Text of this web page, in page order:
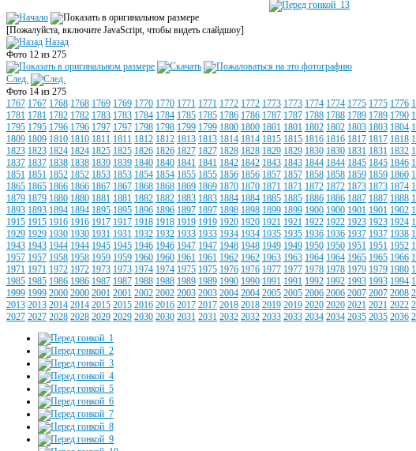
[Пожалуйста, включите JavaScript, чтобы видеть слайдшоу]
Назад
Фото 12 из 275
След.
Фото 14 из 275
1767 1767 1768 1768 1769 1769 1770 1770 1771 1771 1772 1772 1773 1773 1774 1774 1775 1775 1776
1781 1781 1782 1782 1783 1783 1784 1784 1785 1785 1786 1786 1787 1787 1788 1788 1789 1789 1790
1795 1795 1796 1796 1797 1797 1798 1798 1799 1799 1800 1800 1801 1801 1802 1802 1803 1803 1804
1809 1809 1810 1810 1811 1811 1812 1812 1813 1813 1814 1814 1815 1815 1816 1816 1817 1817 1818
1823 1823 1824 1824 1825 1825 1826 1826 1827 1827 1828 1828 1829 1829 1830 1830 1831 1831 1832
1837 1837 1838 1838 1839 1839 1840 1840 1841 1841 1842 1842 1843 1843 1844 1844 1845 1845 1846
1851 1851 1852 1852 1853 1853 1854 1854 1855 1855 1856 1856 1857 1857 1858 1858 1859 1859 1860
1865 1865 1866 1866 1867 1867 1868 1868 1869 1869 1870 1870 1871 1871 1872 1872 1873 1873 1874
1879 1879 1880 1880 1881 1881 1882 1882 1883 1883 1884 1884 1885 1885 1886 1886 1887 1887 1888
1893 1893 1894 1894 1895 1895 1896 1896 1897 1897 1898 1898 1899 1899 1900 1900 1901 1901 1902
1915 1915 1916 1916 1917 1917 1918 1918 1919 1919 1920 1920 1921 1921 1922 1922 1923 1923 1924
1929 1929 1930 1930 1931 1931 1932 1932 1933 1933 1934 1934 1935 1935 1936 1936 1937 1937 1938
1943 1943 1944 1944 1945 1945 1946 1946 1947 1947 1948 1948 1949 1949 1950 1950 1951 1951 1952
1957 1957 1958 1958 1959 1959 1960 1960 1961 1961 1962 1962 1963 1963 1964 1964 1965 1965 1966
1971 1971 1972 1972 1973 1973 1974 1974 1975 1975 1976 1976 1977 1977 1978 1978 1979 1979 1980
1985 1985 1986 1986 1987 1987 1988 1988 1989 1989 1990 1990 1991 1991 1992 1992 1993 1993 1994
1999 1999 2000 2000 2001 2001 2002 2002 2003 2003 2004 2004 2005 2005 2006 2006 2007 2007 2008
2013 2013 2014 2014 2015 2015 2016 2016 2017 2017 2018 2018 2019 2019 2020 2020 2021 2021 2022
2027 2027 2028 2028 2029 2029 2030 2030 2031 2031 2032 2032 2033 2033 2034 2034 2035 2035 2036